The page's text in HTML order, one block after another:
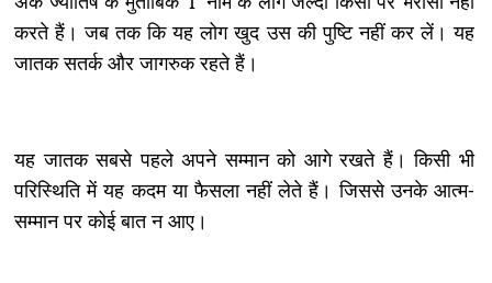
करते हैं। जब तक कि यह लोग खुद उस की पुष्टि नहीं कर लें। यह
जातक सतर्क और जागरुक रहते हैं।
यह जातक सबसे पहले अपने सम्मान को आगे रखते हैं। किसी भी
परिस्थिति में यह कदम या फैसला नहीं लेते हैं। जिससे उनके आत्म-
सम्मान पर कोई बात न आए।